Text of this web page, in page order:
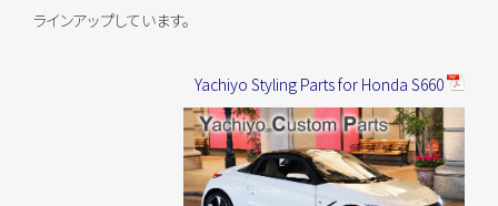
ラインアップしています。
Yachiyo Styling Parts for Honda S660